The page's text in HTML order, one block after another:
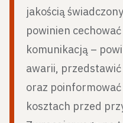
jakością
powinien
komunikacją –
awarii,
oraz
kosztach przed